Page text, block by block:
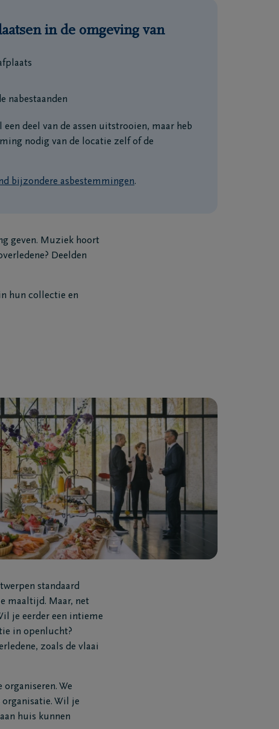
in de omgeving van
nabestaanden
deel van de assen uitstrooien, maar heb
nodig van de locatie zelf of de
bijzondere asbestemmingen.
geven. Muziek hoort
Deelden
hun collectie en
standaard
maaltijd. Maar, net
je eerder een intieme
in openlucht?
zoals de vlaai
We
organisatie. Wil je
huis kunnen